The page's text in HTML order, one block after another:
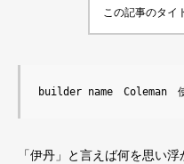
この記事のタイ
builder name　Coleman　
「伊丹」と言えば何を思い